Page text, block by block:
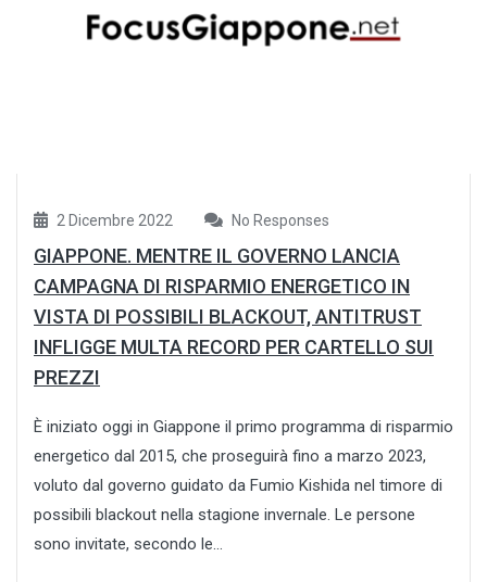
2 Dicembre 2022 No Responses
GIAPPONE. MENTRE IL GOVERNO LANCIA
CAMPAGNA DI RISPARMIO ENERGETICO IN
VISTA DI POSSIBILI BLACKOUT, ANTITRUST
INFLIGGE MULTA RECORD PER CARTELLO SUI
PREZZI
È iniziato oggi in Giappone il primo programma di risparmio
energetico dal 2015, che proseguirà fino a marzo 2023,
voluto dal governo guidato da Fumio Kishida nel timore di
possibili blackout nella stagione invernale. Le persone
sono invitate, secondo le...